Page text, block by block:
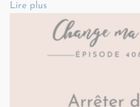
Lire plus